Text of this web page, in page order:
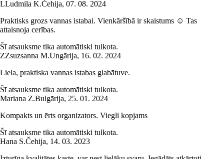
LLudmila K.Čehija, 07. 08. 2024
Praktisks grozs vannas istabai. Vienkāršībā ir skaistums ☺️ Tas
attaisnoja cerības.
Šī atsauksme tika automātiski tulkota.
ZZsuzsanna M.Ungārija, 16. 02. 2024
Liela, praktiska vannas istabas glabātuve.
Šī atsauksme tika automātiski tulkota.
Mariana Z.Bulgārija, 25. 01. 2024
Kompakts un ērts organizators. Viegli kopjams
Šī atsauksme tika automātiski tulkota.
Hana S.Čehija, 14. 03. 2023